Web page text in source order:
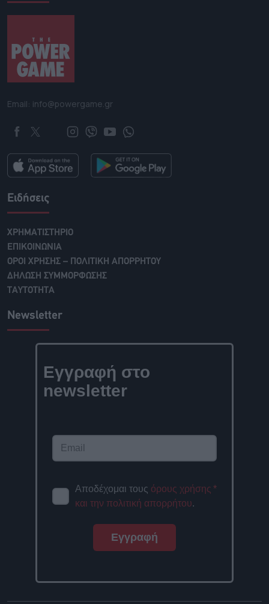
Email: info@powergame.gr
Ειδήσεις
ΧΡΗΜΑΤΙΣΤΗΡΙΟ
ΕΠΙΚΟΙΝΩΝΙΑ
ΟΡΟΙ ΧΡΗΣΗΣ – ΠΟΛΙΤΙΚΗ ΑΠΟΡΡΗΤΟΥ
ΔΗΛΩΣΗ ΣΥΜΜΟΡΦΩΣΗΣ
ΤΑΥΤΟΤΗΤΑ
Newsletter
Εγγραφή στο
newsletter
Αποδέχομαι τους όρους χρήσης
και την πολιτική απορρήτου.
*
Εγγραφή